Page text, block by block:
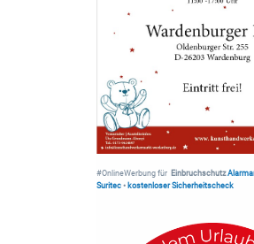
#OnlineWerbung für Einbruchschutz
Suritec• kostenloser Sicherheitscheck